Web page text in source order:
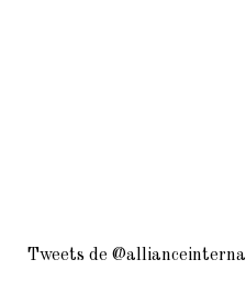
Tweets de @allianceinterna